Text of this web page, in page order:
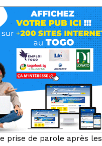
prise de parole après les